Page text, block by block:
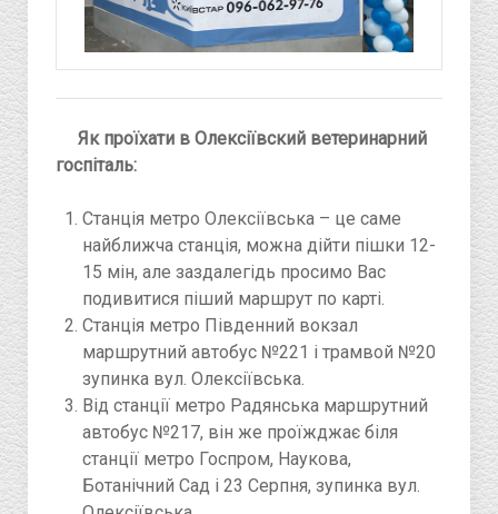
Як проїхати в Олексіївский ветеринарний
госпіталь:
Станція метро Олексіївська – це саме
найближча станція, можна дійти пішки 12-
15 мін, але заздалегідь просимо Вас
подивитися піший маршрут по карті.
Станція метро Південний вокзал
маршрутний автобус №221 і трамвой №20
зупинка вул. Олексіївська.
Від станції метро Радянська маршрутний
автобус №217, він же проїжджає біля
станції метро Госпром, Наукова,
Ботанічний Сад і 23 Серпня, зупинка вул.